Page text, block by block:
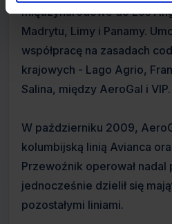
międzynarodowe do Los
Madrytu, Limy i Panamy.
współpracę na zasadach
krajowych - Lago Agrio,
Salina, między AeroGal i VIP.
W październiku 2009,
kolumbijską linią Avianca
Przewoźnik operował nadal
jednocześnie dzielił się
pozostałymi liniami.